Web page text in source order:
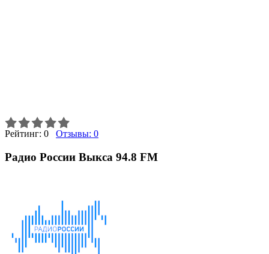
Рейтинг: 0 Отзывы: 0
Радио России Выкса 94.8 FM